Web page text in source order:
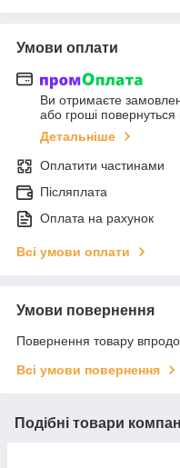
Умови оплати
Ви отримаєте
або гроші
Детальніше
Оплатити частинами
Післяплата
Оплата на рахунок
Всі умови оплати
Умови повернення
Повернення товару
Всі умови повернення
Подібні товари